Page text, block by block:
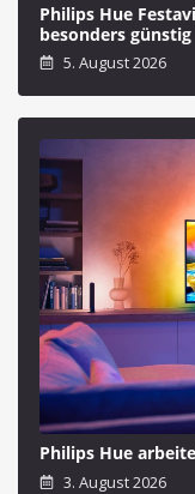
Philips Hue
besonders günstig
5. August 2026
Philips Hue
3. August 2026